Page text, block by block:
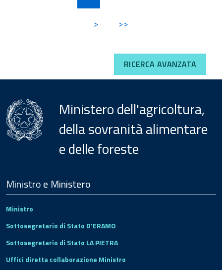
> >>
RICERCA AVANZATA
Ministero dell'agricoltura,
della sovranità alimentare
e delle foreste
Footer
Ministro e Ministero
Ministro
Sottosegretario di Stato D'ERAMO
Sottosegretario di Stato LA PIETRA
Uffici diretta collaborazione Ministro